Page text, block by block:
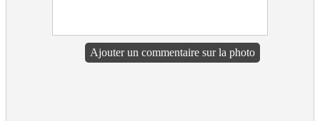
Ajouter un commentaire sur la photo